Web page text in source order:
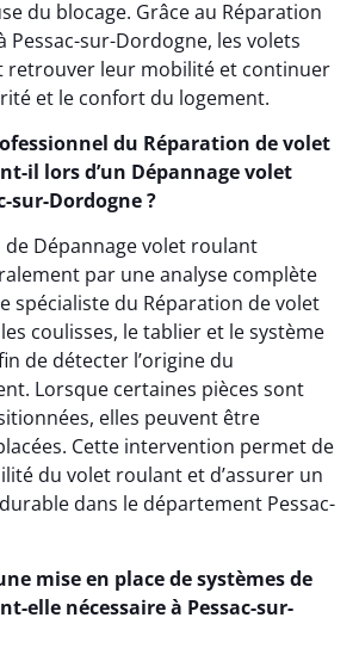
du blocage. Grâce au Réparation
Pessac-sur-Dordogne, les volets
retrouver leur mobilité et continuer
et le confort du logement.
du Réparation de volet
il lors d’un Dépannage volet
sur-Dordogne ?
Dépannage volet roulant
par une analyse complète
spécialiste du Réparation de volet
coulisses, le tablier et le système
de détecter l’origine du
Lorsque certaines pièces sont
elles peuvent être
Cette intervention permet de
du volet roulant et d’assurer un
dans le département Pessac-
mise en place de systèmes de
elle nécessaire à Pessac-sur-